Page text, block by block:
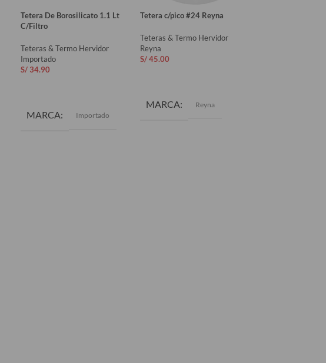
Tetera De Borosilicato 1.1 Lt
C/Filtro
Teteras & Termo Hervidor
Importado
S/34.90
MARCA Importado
Tetera c/pico #24 Reyna
Teteras & Termo Hervidor
Reyna
S/45.00
MARCA Reyna